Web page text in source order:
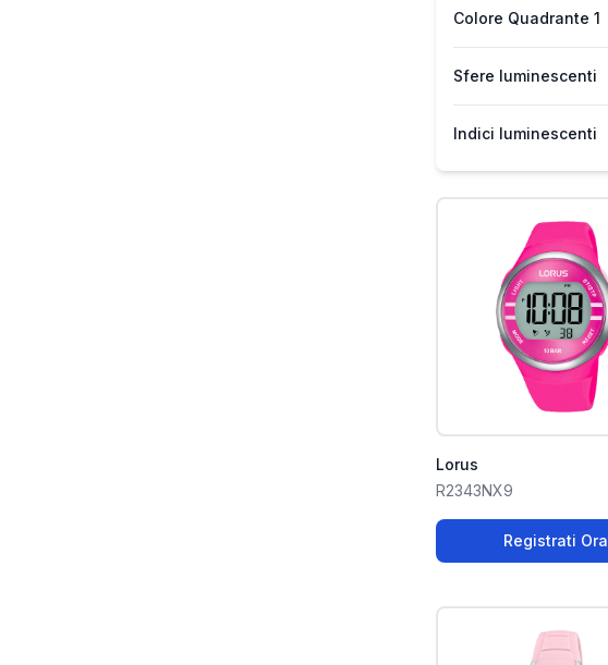
Colore Quadrante 1
Sfere luminescenti
Indici luminescenti
Lorus
R2343NX9
Registrati Ora